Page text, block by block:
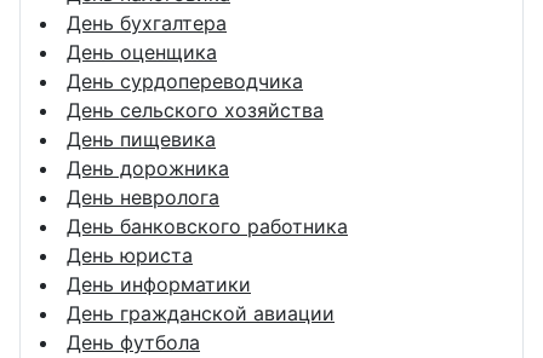
День бухгалтера
День оценщика
День сурдопереводчика
День сельского хозяйства
День пищевика
День дорожника
День невролога
День банковского работника
День юриста
День информатики
День гражданской авиации
День футбола